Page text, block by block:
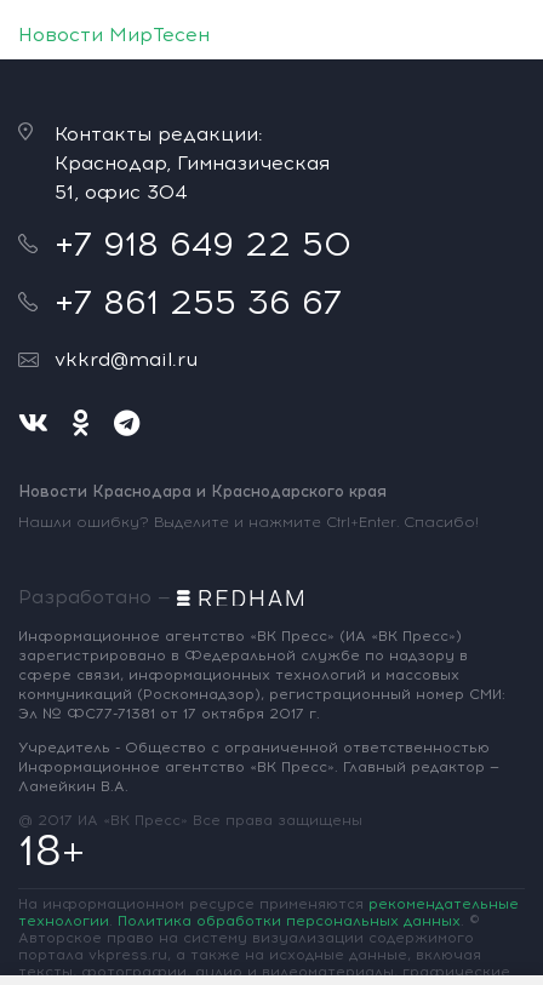
Новости МирТесен
Контакты редакции:
Краснодар, Гимназическая
51, офис 304
+7 918 649 22 50
+7 861 255 36 67
vkkrd@mail.ru
Новости Краснодара и Краснодарского края
Нашли ошибку? Выделите и нажмите Ctrl+Enter. Спасибо!
Разработано —
Информационное агентство «ВК Пресс» (ИА «ВК Пресс»)
зарегистрировано в Федеральной службе по надзору в
сфере связи, информационных технологий и массовых
коммуникаций (Роскомнадзор), регистрационный номер СМИ:
Эл № ФС77-71381 от 17 октября 2017 г.
Учредитель - Общество с ограниченной ответственностью
Информационное агентство «ВК Пресс». Главный редактор —
Ламейкин В.А.
@ 2017 ИА «ВК Пресс» Все права защищены
18+
На информационном ресурсе применяются рекомендательные
технологии. Политика обработки персональных данных. ©
Авторское право на систему визуализации содержимого
портала vkpress.ru, а также на исходные данные, включая
тексты, фотографии, аудио и видеоматериалы, графические